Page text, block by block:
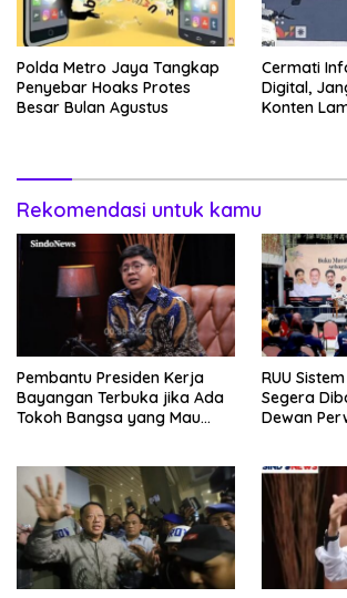
Polda Metro Jaya Tangkap
Penyebar Hoaks Protes
Besar Bulan Agustus
Cermati
Digital,
Konten
Rekomendasi untuk kamu
Pembantu Presiden Kerja
Bayangan Terbuka jika Ada
Tokoh Bangsa yang Mau
RUU
Segera
Dewan